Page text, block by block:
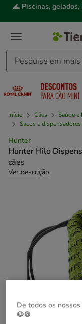
3,
mensagem,
🌊 Piscinas,
Início Cães
Saúde e
Sacos e
Hunter
Hunter Hilo
cães
Ver descrição
De todos os
🐶🍪